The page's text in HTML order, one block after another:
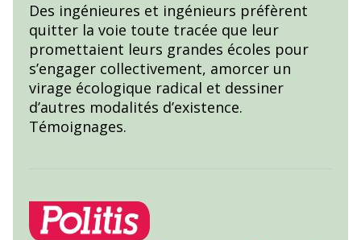
Des ingénieures et ingénieurs préfèrent
quitter la voie toute tracée que leur
promettaient leurs grandes écoles pour
s’engager collectivement, amorcer un
virage écologique radical et dessiner
d’autres modalités d’existence.
Témoignages.